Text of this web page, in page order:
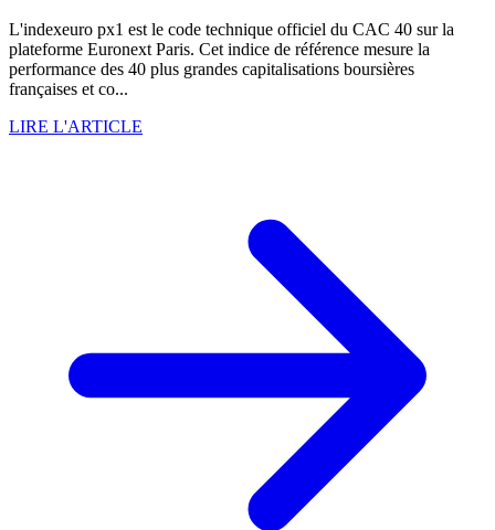
L'indexeuro px1 est le code technique officiel du CAC 40 sur la
plateforme Euronext Paris. Cet indice de référence mesure la
performance des 40 plus grandes capitalisations boursières
françaises et co...
LIRE L'ARTICLE